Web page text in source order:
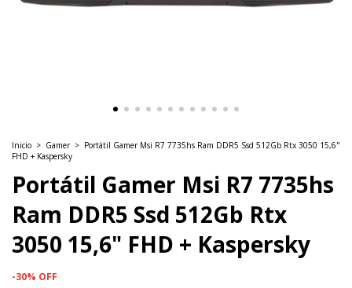
Inicio > Gamer > Portátil Gamer Msi R7 7735hs Ram DDR5 Ssd 512Gb Rtx 3050 15,6"
FHD + Kaspersky
Portátil Gamer Msi R7 7735hs
Ram DDR5 Ssd 512Gb Rtx
3050 15,6" FHD + Kaspersky
-30% OFF